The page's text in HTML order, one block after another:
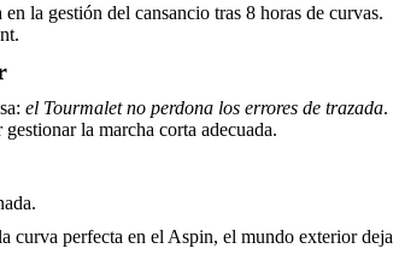
la gestión del cansancio tras 8 horas de curvas.
el Tourmalet no perdona los errores de trazada.
la marcha corta adecuada.
curva perfecta en el Aspin, el mundo exterior deja